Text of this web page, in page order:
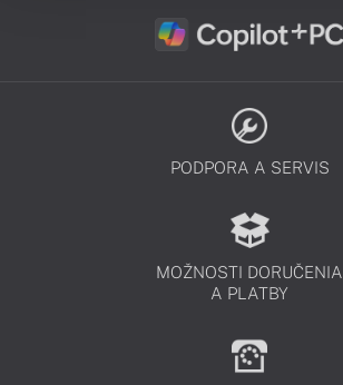
PODPORA A SERVIS
MOŽNOSTI DORUČENIA
A PLATBY